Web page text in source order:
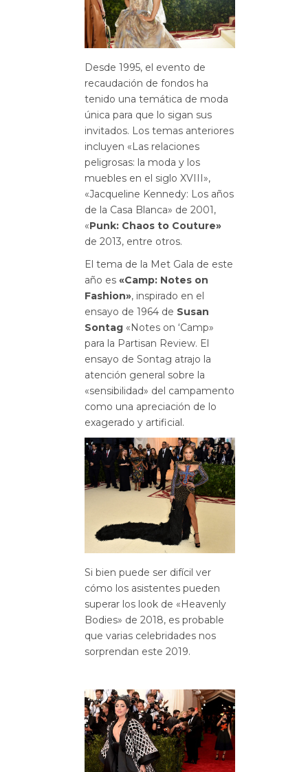
Desde 1995, el evento de
recaudación de fondos ha
tenido una temática de moda
única para que lo sigan sus
invitados. Los temas anteriores
incluyen «Las relaciones
peligrosas: la moda y los
muebles en el siglo XVIII»,
«Jacqueline Kennedy: Los años
de la Casa Blanca» de 2001,
«Punk: Chaos to Couture»
de 2013, entre otros.
El tema de la Met Gala de este
año es «Camp: Notes on
Fashion», inspirado en el
ensayo de 1964 de Susan
Sontag «Notes on ‘Camp»
para la Partisan Review. El
ensayo de Sontag atrajo la
atención general sobre la
«sensibilidad» del campamento
como una apreciación de lo
exagerado y artificial.
Si bien puede ser difícil ver
cómo los asistentes pueden
superar los look de «Heavenly
Bodies» de 2018, es probable
que varias celebridades nos
sorprendan este 2019.